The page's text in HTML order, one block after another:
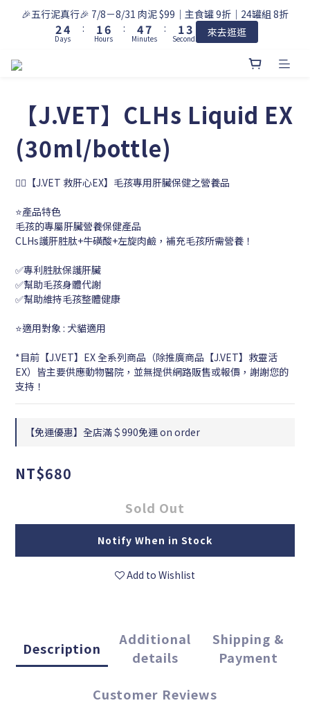
🎉五行泥真行🎉 7/8－8/31 肉泥 $99｜主食罐 9折｜24罐組 8折
3
2
1
5
4
3
Days
:
2
1
0
7
6
5
1
0
Hours
:
5
4
3
8
7
6
1
0
Minutes
:
2
1
0
4
3
2
Seconds 來去逛逛
【J.VET】CLHs Liquid EX
(30ml/bottle)
👨‍⚕️【J.VET 救肝心EX】毛孩專用肝臟保健之營養品
⭐產品特色
毛孩的專屬肝臟營養保健產品
CLHs護肝胜肽+牛磺酸+左旋肉鹼，補充毛孩所需營養！
✅專利胜肽保護肝臟
✅幫助毛孩身體代謝
✅幫助維持毛孩整體健康
⭐適用對象 : 犬貓適用
*目前【J.VET】EX 全系列商品（除推廣商品【J.VET】救靈活
EX）皆主要供應動物醫院，並無提供網路販售或報價，謝謝您的
支持！
【免運優惠】全店滿＄990免運 on order
NT$680
Sold Out
Notify When in Stock
Add to Wishlist
Description
Additional
details
Shipping &
Payment
Customer Reviews